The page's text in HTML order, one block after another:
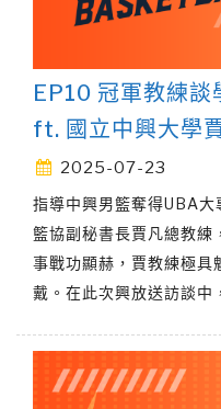
EP10 冠軍教練
ft. 國立中興大學
2025-07-23
指導中興男籃奪得UBA大
籃協副秘書長賈凡總教
事戰功顯赫，賈教練極具
戴。在此次興放送訪談中